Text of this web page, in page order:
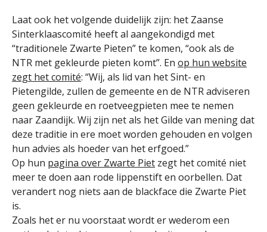
Laat ook het volgende duidelijk zijn: het Zaanse
Sinterklaascomité heeft al aangekondigd met
“traditionele Zwarte Pieten” te komen, “ook als de
NTR met gekleurde pieten komt”. En op hun website
zegt het comité: “Wij, als lid van het Sint- en
Pietengilde, zullen de gemeente en de NTR adviseren
geen gekleurde en roetveegpieten mee te nemen
naar Zaandijk. Wij zijn net als het Gilde van mening dat
deze traditie in ere moet worden gehouden en volgen
hun advies als hoeder van het erfgoed.”
Op hun pagina over Zwarte Piet zegt het comité niet
meer te doen aan rode lippenstift en oorbellen. Dat
verandert nog niets aan de blackface die Zwarte Piet
is.
Zoals het er nu voorstaat wordt er wederom een